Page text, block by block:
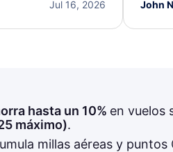
support andJul 16, 2026 John
hasta un 10% en vuelos
máximo).
millas aéreas y puntos